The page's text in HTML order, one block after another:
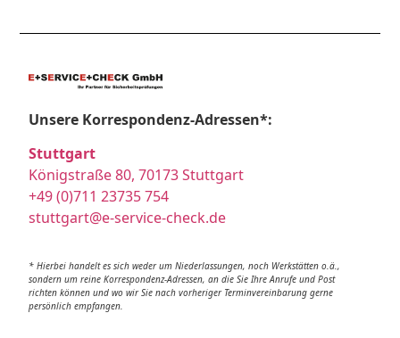
Unsere Korrespondenz-Adressen*:
Stuttgart
Königstraße 80, 70173 Stuttgart
+49 (0)711 23735 754
stuttgart@e-service-check.de
* Hierbei handelt es sich weder um Niederlassungen, noch Werkstätten o.ä.,
sondern um reine Korrespondenz-Adressen, an die Sie Ihre Anrufe und Post
richten können und wo wir Sie nach vorheriger Terminvereinbarung gerne
persönlich empfangen.